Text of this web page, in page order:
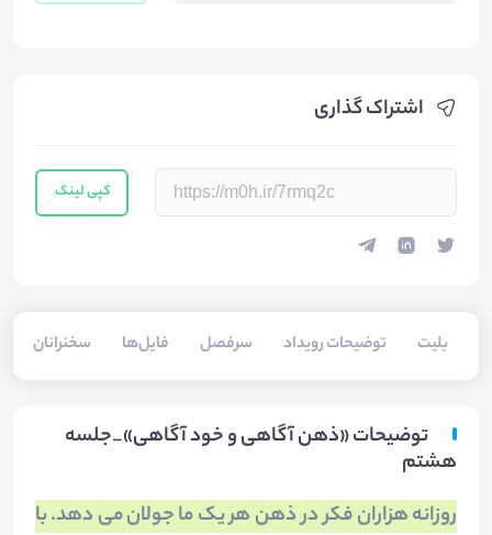
اشتراک گذاری
کپی لینک
بلیت‌ توضیحات رویداد سرفصل فایل‌ها سخنرانان
توضیحات «ذهن آگاهی و خود آگاهی»_جلسه
هشتم
روزانه هزاران فکر در ذهن هر یک ما جولان می ­دهد. با